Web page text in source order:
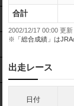
合計
2002/12/17 00:00 更新
※「総合成績」はJRA
出走レース
日付